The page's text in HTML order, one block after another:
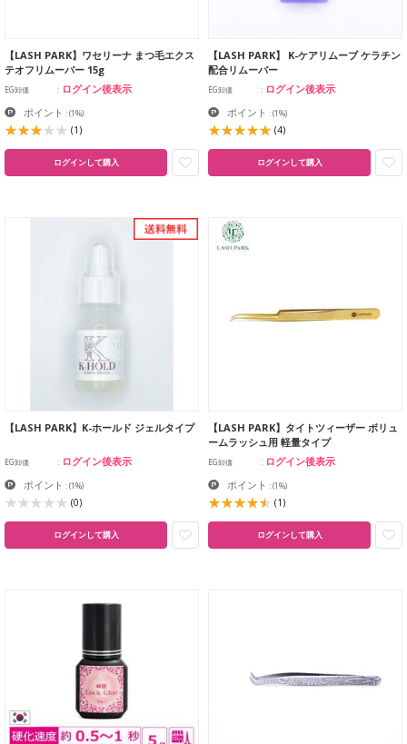
【LASH PARK】ワセリーナ まつ毛エクス
テオフリムーバー 15g
EG卸価 ログイン後表示
ポイント :(1%)
(1)
ログインして購入
【LASH PARK】 K-ケアリムーブ ケラチン
配合リムーバー
EG卸価 ログイン後表示
ポイント :(1%)
(4)
ログインして購入
【LASH PARK】K-ホールド ジェルタイプ
EG卸価 ログイン後表示
ポイント :(1%)
(0)
ログインして購入
【LASH PARK】タイトツィーザー ボリュ
ームラッシュ用 軽量タイプ
EG卸価 ログイン後表示
ポイント :(1%)
(1)
ログインして購入